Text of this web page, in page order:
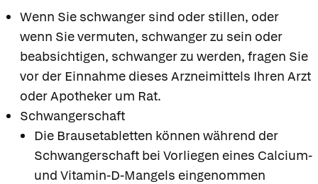
Wenn Sie schwanger sind oder stillen, oder
wenn Sie vermuten, schwanger zu sein oder
beabsichtigen, schwanger zu werden, fragen Sie
vor der Einnahme dieses Arzneimittels Ihren Arzt
oder Apotheker um Rat.
Schwangerschaft
Die Brausetabletten können während der
Schwangerschaft bei Vorliegen eines Calcium-
und Vitamin-D-Mangels eingenommen